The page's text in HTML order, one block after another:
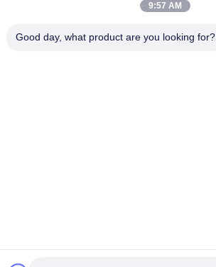
주소
9:57 AM
Good day, what product are you looking for?